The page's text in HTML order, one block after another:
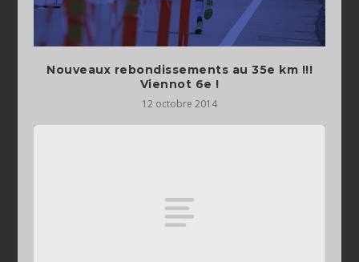
Nouveaux rebondissements au 35e km !!!
Viennot 6e !
12 octobre 2014